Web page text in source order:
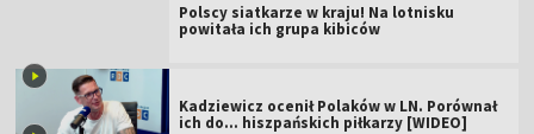
Polscy siatkarze w kraju! Na lotnisku
powitała ich grupa kibiców
Kadziewicz ocenił Polaków w LN. Porównał
ich do... hiszpańskich piłkarzy [WIDEO]